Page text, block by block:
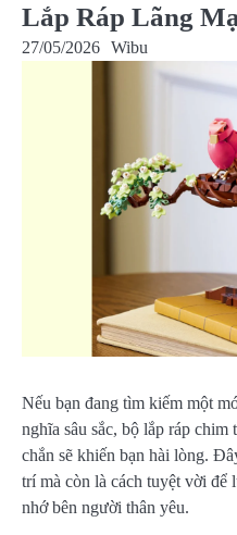
Lắp Ráp Lãng
27/05/2026 Wibu
Nếu bạn đang tìm kiếm một
nghĩa sâu sắc, bộ lắp ráp chim
chắn sẽ khiến bạn hài lòng.
trí mà còn là cách tuyệt vời
nhớ bên người thân yêu.